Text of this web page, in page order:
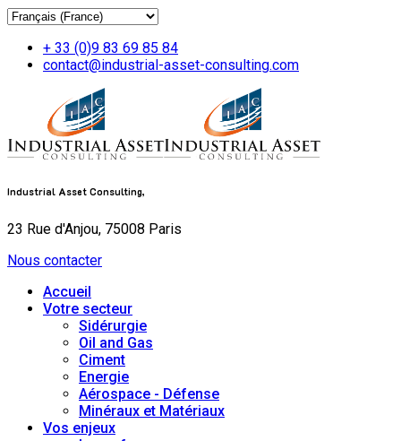
+ 33 (0)9 83 69 85 84
contact@industrial-asset-consulting.com
Industrial Asset Consulting,
23 Rue d'Anjou, 75008 Paris
Nous contacter
Accueil
Votre secteur
Sidérurgie
Oil and Gas
Ciment
Energie
Aérospace - Défense
Minéraux et Matériaux
Vos enjeux